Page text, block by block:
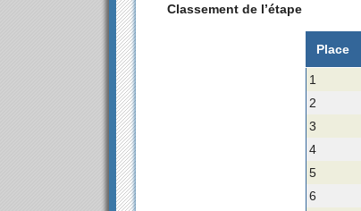
Classement de l’étape
Place
1
2
3
4
5
6